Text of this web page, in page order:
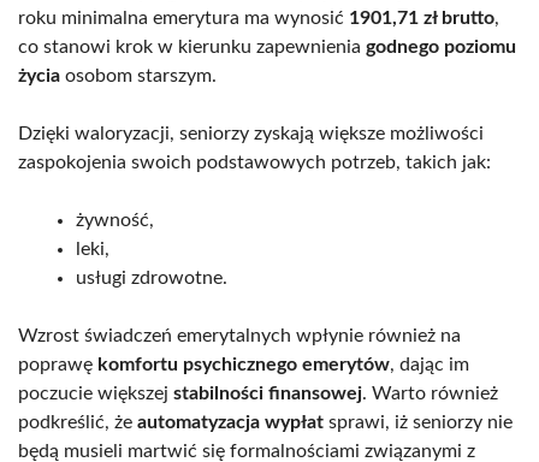
roku minimalna emerytura ma wynosić 1901,71 zł brutto,
co stanowi krok w kierunku zapewnienia godnego poziomu
życia osobom starszym.
Dzięki waloryzacji, seniorzy zyskają większe możliwości
zaspokojenia swoich podstawowych potrzeb, takich jak:
żywność,
leki,
usługi zdrowotne.
Wzrost świadczeń emerytalnych wpłynie również na
poprawę komfortu psychicznego emerytów, dając im
poczucie większej stabilności finansowej. Warto również
podkreślić, że automatyzacja wypłat sprawi, iż seniorzy nie
będą musieli martwić się formalnościami związanymi z